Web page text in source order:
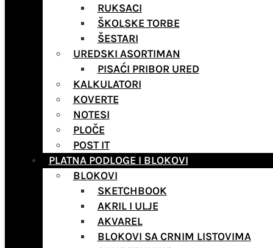
RUKSACI
ŠKOLSKE TORBE
ŠESTARI
UREDSKI ASORTIMAN
PISAĆI PRIBOR URED
KALKULATORI
KOVERTE
NOTESI
PLOČE
POST IT
PLATNA PODLOGE I BLOKOVI
BLOKOVI
SKETCHBOOK
AKRIL I ULJE
AKVAREL
BLOKOVI SA CRNIM LISTOVIMA